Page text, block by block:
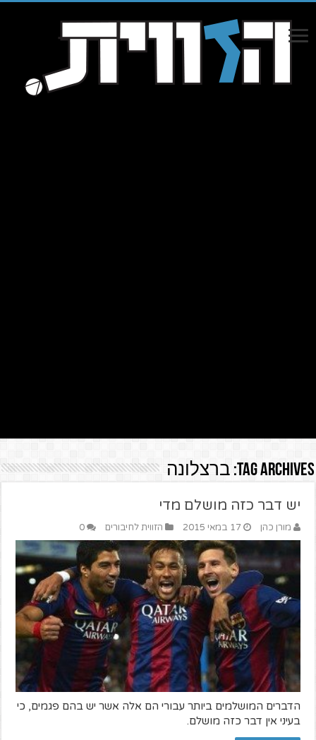
Tag Archives: ברצלונה
יש דבר כזה מושלם מדי
מורן כהן 17 במאי 2015 הזווית לחיבורים 0
הדברים המושלמים ביותר עבורי הם אלה אשר יש בהם פגמים, כי
בעיני אין דבר כזה מושלם.